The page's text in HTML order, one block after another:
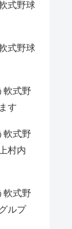
式野球
式野球
式野
す
式野
村内
式野
ルプ